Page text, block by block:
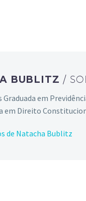
BUBLITZ /
Graduada em
em Direito
de Natacha Bublitz